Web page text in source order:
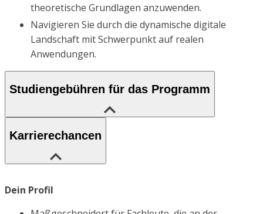
theoretische Grundlagen anzuwenden.
Navigieren Sie durch die dynamische digitale
Landschaft mit Schwerpunkt auf realen
Anwendungen.
Studiengebühren für das Programm
Karrierechancen
Dein Profil